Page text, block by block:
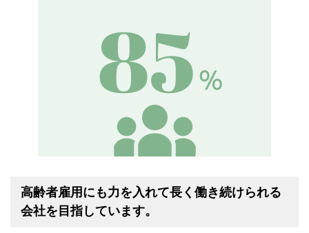
高齢者雇用にも力を入れて長く働き続けられる
会社を目指しています。